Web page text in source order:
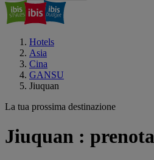
Hotels
Asia
Cina
GANSU
Jiuquan
La tua prossima destinazione
Jiuquan :